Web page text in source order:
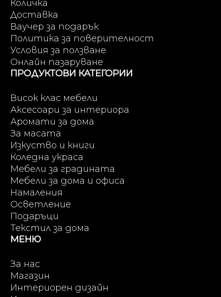
Количка
Доставка
Ваучер за подарък
Политика за поверителност
Условия за ползване
Онлайн пазаруване
ПРОДУКТОВИ КАТЕГОРИИ
Висок клас мебели
Аксесоари за интериора
Аромати за дома
За масата
Изкуство и книги
Коледна украса
Мебели за градината
Мебели за дома и офиса
Намаления
Осветление
Подаръци
Текстил за дома
МЕНЮ
За нас
Магазин
Интериорен дизайн